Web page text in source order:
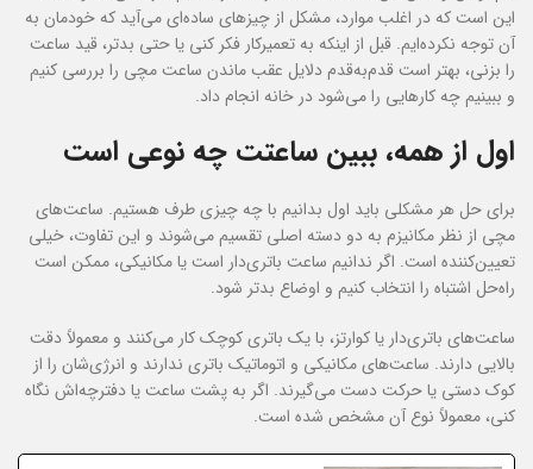
این است که در اغلب موارد، مشکل از چیزهای ساده‌ای می‌آید که خودمان به
آن توجه نکرده‌ایم. قبل از اینکه به تعمیرکار فکر کنی یا حتی بدتر، قید ساعت
را بزنی، بهتر است قدم‌به‌قدم دلایل عقب ماندن ساعت مچی را بررسی کنیم
و ببینیم چه کارهایی را می‌شود در خانه انجام داد.
اول از همه، ببین ساعتت چه نوعی است
برای حل هر مشکلی باید اول بدانیم با چه چیزی طرف هستیم. ساعت‌های
مچی از نظر مکانیزم به دو دسته اصلی تقسیم می‌شوند و این تفاوت، خیلی
تعیین‌کننده است. اگر ندانیم ساعت باتری‌دار است یا مکانیکی، ممکن است
راه‌حل اشتباه را انتخاب کنیم و اوضاع بدتر شود.
ساعت‌های باتری‌دار یا کوارتز، با یک باتری کوچک کار می‌کنند و معمولاً دقت
بالایی دارند. ساعت‌های مکانیکی و اتوماتیک باتری ندارند و انرژی‌شان را از
کوک دستی یا حرکت دست می‌گیرند. اگر به پشت ساعت یا دفترچه‌اش نگاه
کنی، معمولاً نوع آن مشخص شده است.